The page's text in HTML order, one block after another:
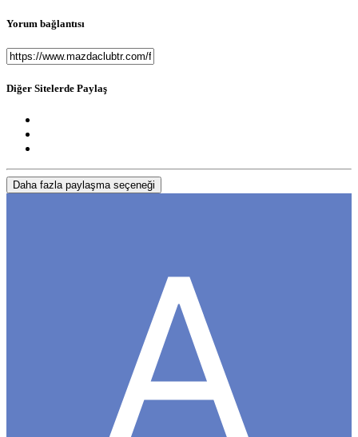
Yorum bağlantısı
Diğer Sitelerde Paylaş
Daha fazla paylaşma seçeneği